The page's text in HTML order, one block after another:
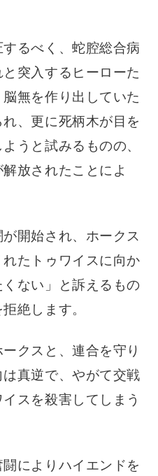
するべく、蛇腔総合病
突入するヒーローた
無を作り出していた
、更に死柄木が目を
うと試みるものの、
放されたことによ
開始され、ホークス
たトゥワイスに向か
ない」と訴えるもの
絶します。
クスと、連合を守り
真逆で、やがて交戦
スを殺害してしまう
によりハイエンドを